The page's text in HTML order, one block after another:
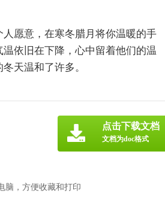
愿意，在寒冬腊月将你温暖的手
依旧在下降，心中留着他们的温
天温和了许多。
脑，方便收藏和打印
点击下载文档
文档为doc格式